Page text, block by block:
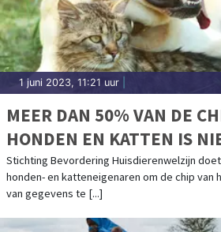
1 juni 2023, 11:21 uur
MEER DAN 50% VAN DE
HONDEN EN KATTEN IS
GEREGISTREERD
Stichting Bevordering Huisdierenwelzijn
honden- en katteneigenaren om de chip van
van gegevens te [...]